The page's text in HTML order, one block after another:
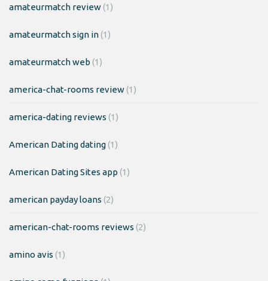
amateurmatch review(1)
amateurmatch sign in(1)
amateurmatch web (1)
america-chat-rooms review(1)
america-dating reviews (1)
American Dating dating(1)
American Dating Sites app (1)
american payday loans (2)
american-chat-rooms reviews (2)
amino avis (1)